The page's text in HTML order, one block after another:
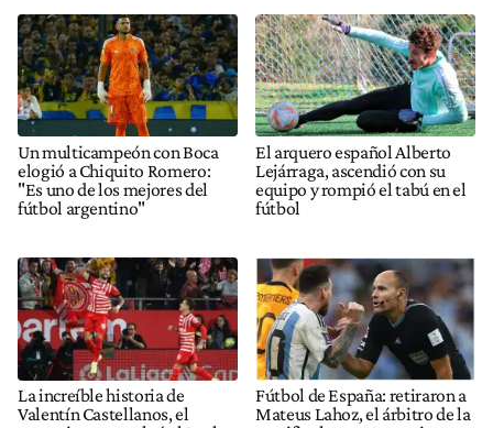
Un multicampeón con Boca
elogió a Chiquito Romero:
"Es uno de los mejores del
fútbol argentino"
El arquero español Alberto
Lejárraga, ascendió con su
equipo y rompió el tabú en el
fútbol
La increíble historia de
Valentín Castellanos, el
Fútbol de España: retiraron a
Mateus Lahoz, el árbitro de la